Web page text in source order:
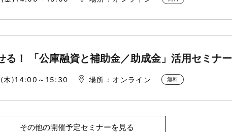
る！ 「公庫融資と補助金／助成金」活用セミナー
木)14:00～15:30 場所：オンライン 無料
その他の開催予定セミナーを見る